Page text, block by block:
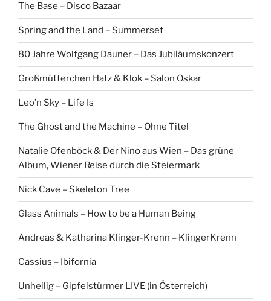
The Base – Disco Bazaar
Spring and the Land – Summerset
80 Jahre Wolfgang Dauner – Das Jubiläumskonzert
Großmütterchen Hatz & Klok – Salon Oskar
Leo’n Sky – Life Is
The Ghost and the Machine – Ohne Titel
Natalie Ofenböck & Der Nino aus Wien – Das grüne
Album, Wiener Reise durch die Steiermark
Nick Cave – Skeleton Tree
Glass Animals – How to be a Human Being
Andreas & Katharina Klinger-Krenn – KlingerKrenn
Cassius – Ibifornia
Unheilig – Gipfelstürmer LIVE (in Österreich)